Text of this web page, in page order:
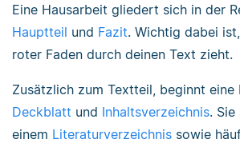
Eine Hausarbeit gliedert sich in der
Hauptteil und Fazit. Wichtig dabei
roter Faden durch deinen Text zieht.
Zusätzlich zum Textteil, beginnt eine
Deckblatt und Inhaltsverzeichnis.
einem Literaturverzeichnis sowie